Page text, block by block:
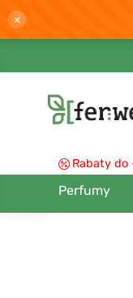
×
Rabaty do
Perfumy